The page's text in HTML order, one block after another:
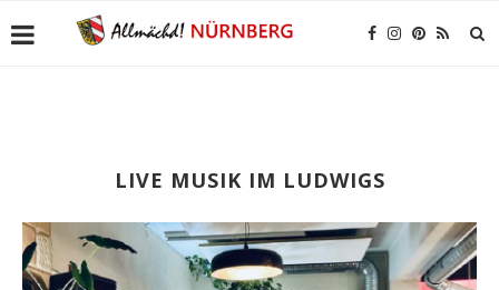
LIVE MUSIK IM LUDWIGS